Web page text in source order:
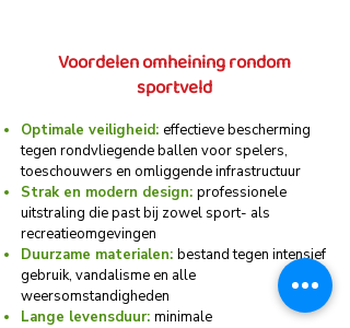
Voordelen omheining rondom
sportveld
Optimale veiligheid: effectieve bescherming
tegen rondvliegende ballen voor spelers,
toeschouwers en omliggende infrastructuur
Strak en modern design: professionele
uitstraling die past bij zowel sport- als
recreatieomgevingen
Duurzame materialen: bestand tegen intensief
gebruik, vandalisme en alle
weersomstandigheden
Lange levensduur: minimale